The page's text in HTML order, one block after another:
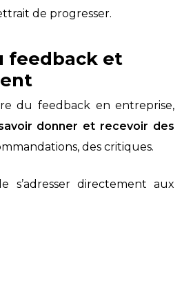
de progresser.
feedback et
du feedback en entreprise,
donner et recevoir des
des critiques.
s’adresser directement aux